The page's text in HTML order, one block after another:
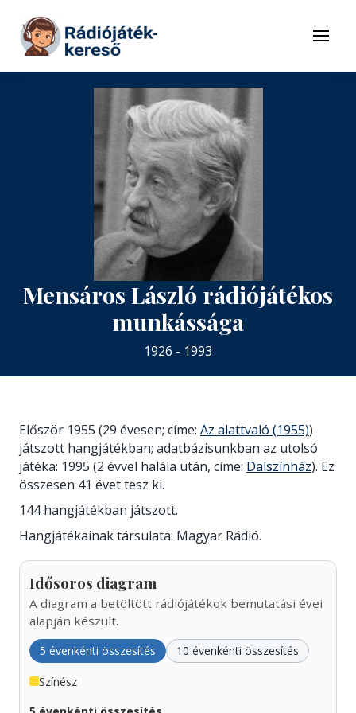
Tovább a tartalomhoz
Menü
Mensáros László rádiójátékos
munkássága
1926 - 1993
Először 1955 (29 évesen; címe: Az alattvaló (1955))
játszott hangjátékban; adatbázisunkban az utolsó
játéka: 1995 (2 évvel halála után, címe: Dalszínház). Ez
összesen 41 évet tesz ki.
144 hangjátékban játszott.
Hangjátékainak társulata: Magyar Rádió.
Idősoros diagram
A diagram a betöltött rádiójátékok bemutatási évei
alapján készült.
5 évenkénti összesítés 10 évenkénti összesítés
Színész